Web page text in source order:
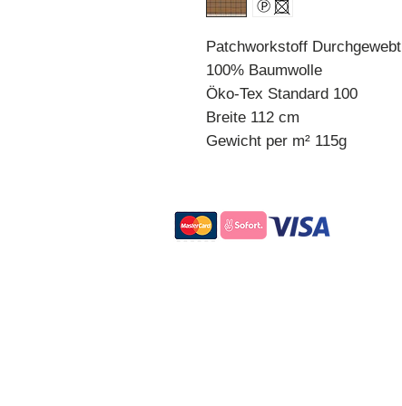
Patchworkstoff Durchgewebt
100% Baumwolle
Öko-Tex Standard 100
Breite 112 cm
Gewicht per m² 115g